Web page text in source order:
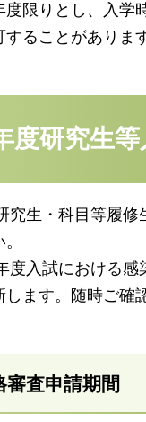
度限りとし、入学
ることがあります
度研究生
究生・科目等履
度入試における
します。随時ご確
審査申請期間